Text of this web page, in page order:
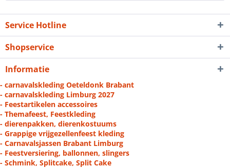
Service Hotline
Shopservice
Informatie
- carnavalskleding Oeteldonk Brabant
- carnavalskleding Limburg 2027
- Feestartikelen accessoires
- Themafeest, Feestkleding
- dierenpakken, dierenkostuums
- Grappige vrijgezellenfeest kleding
- Carnavalsjassen Brabant Limburg
- Feestversiering, ballonnen, slingers
- Schmink, Splitcake, Split Cake